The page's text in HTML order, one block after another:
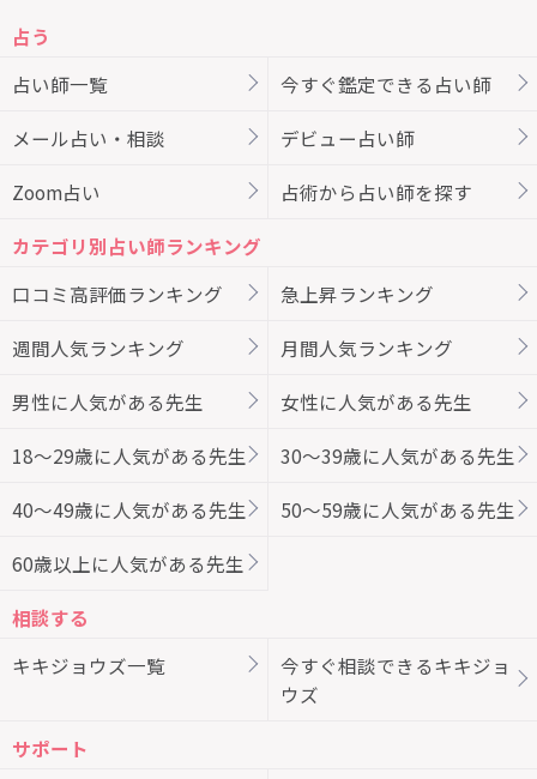
占う
占い師一覧
今すぐ鑑定できる占い師
メール占い・相談 デビュー占い師
Zoom占い 占術から占い師を探す
カテゴリ別占い師ランキング
口コミ高評価ランキング
急上昇ランキング
週間人気ランキング 月間人気ランキング
男性に人気がある先生 女性に人気がある先生
18～29歳に人気がある先生 30～39歳に人気がある先生
40～49歳に人気がある先生 50～59歳に人気がある先生
60歳以上に人気がある先生
相談する
キキジョウズ一覧
今すぐ相談できるキキジョ
ウズ
サポート